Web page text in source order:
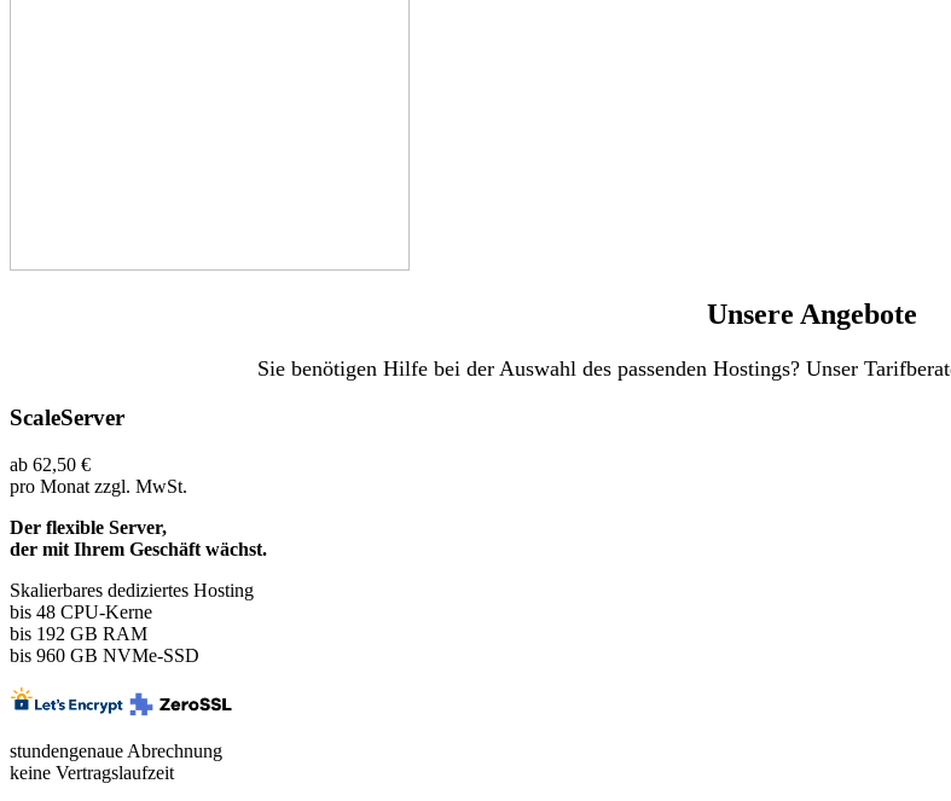
Unsere Angebote
Sie benötigen Hilfe bei der Auswahl des passenden Hostings? Unser
ScaleServer
ab 62,50 €
pro Monat zzgl. MwSt.
Der flexible Server,
der mit Ihrem Geschäft wächst.
Skalierbares dediziertes Hosting
bis 48 CPU-Kerne
bis 192 GB RAM
bis 960 GB NVMe-SSD
stundengenaue Abrechnung
keine Vertragslaufzeit